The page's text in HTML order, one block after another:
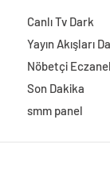
Canlı Tv Dark
Yayın Akışları
Nöbetçi
Son Dakika
smm panel